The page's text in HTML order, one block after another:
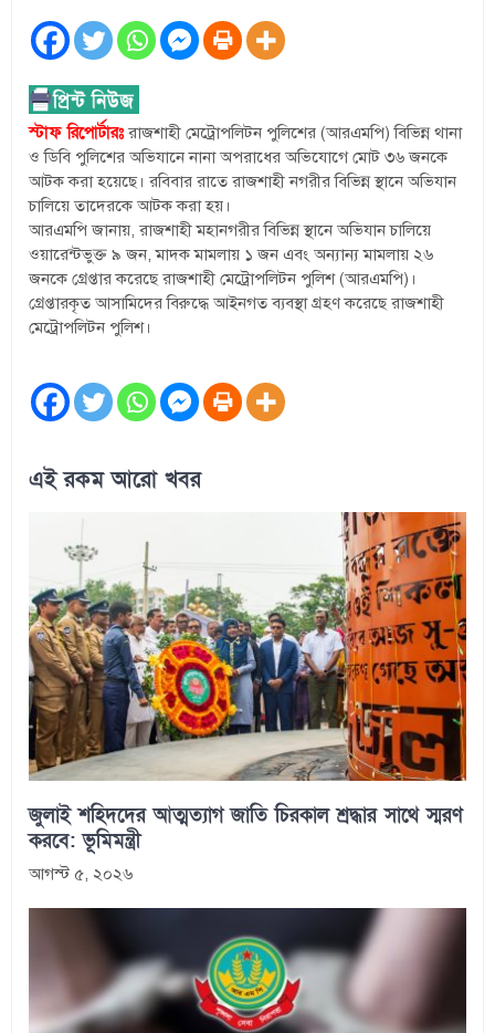
স্টাফ রিপোর্টারঃরাজশাহী মেট্রোপলিটন পুলিশের (আরএমপি) বিভিন্ন থানা
ও ডিবি পুলিশের অভিযানে নানা অপরাধের অভিযোগে মোট ৩৬ জনকে
আটক করা হয়েছে। রবিবার রাতে রাজশাহী নগরীর বিভিন্ন স্থানে অভিযান
চালিয়ে তাদেরকে আটক করা হয়।
আরএমপি জানায়, রাজশাহী মহানগরীর বিভিন্ন স্থানে অভিযান চালিয়ে
ওয়ারেন্টভুক্ত ৯ জন, মাদক মামলায় ১ জন এবং অন্যান্য মামলায় ২৬
জনকে গ্রেপ্তার করেছে রাজশাহী মেট্রোপলিটন পুলিশ (আরএমপি)।
গ্রেপ্তারকৃত আসামিদের বিরুদ্ধে আইনগত ব্যবস্থা গ্রহণ করেছে রাজশাহী
মেট্রোপলিটন পুলিশ।
এই রকম আরো খবর
জুলাই শহিদদের আত্মত্যাগ জাতি চিরকাল শ্রদ্ধার সাথে স্মরণ
করবে: ভূমিমন্ত্রী
আগস্ট ৫, ২০২৬